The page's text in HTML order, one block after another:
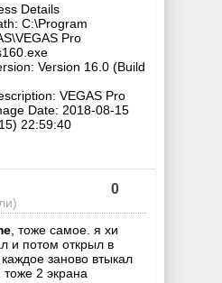
Details
C:\Program
Pro
Version 16.0 (Build
VEGAS Pro
Date: 2018-08-15
22:59:40
0
, тоже самое. я хи
и потом открыл в
заново втыкал
тоже 2 экрана